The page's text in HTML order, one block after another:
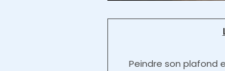
Peindre son plafond